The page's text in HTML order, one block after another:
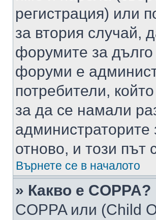
регистрация) или
за втория случай,
форумите за
форуми е
потребители,
за да се намали
отново, и този път
Върнете се в началото
» Какво е COPPA?
COPPA или (Child